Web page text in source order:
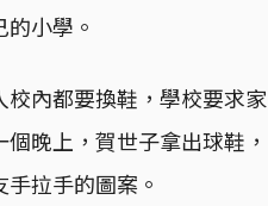
小學。
內都要換鞋，學校要求家
晚上，賀世子拿出球鞋，
拉手的圖案。